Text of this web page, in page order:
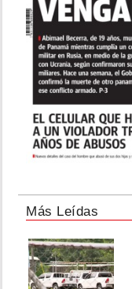
Más Leídas